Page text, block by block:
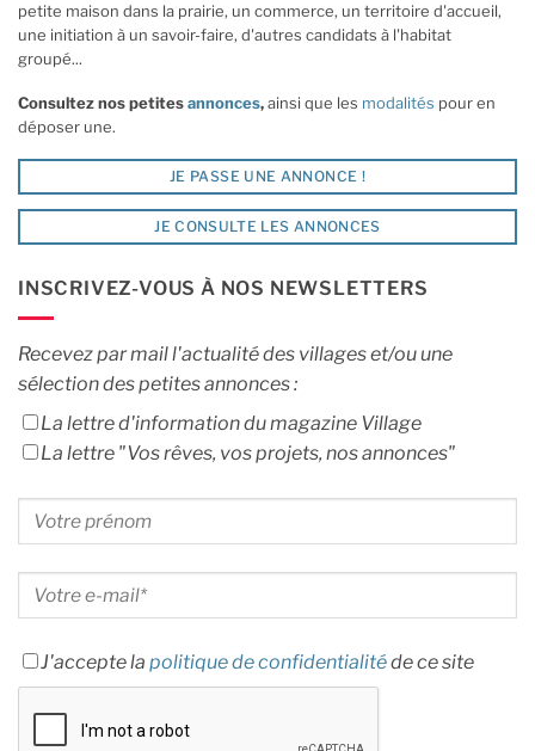
petite maison dans la prairie, un commerce, un territoire d'accueil,
une initiation à un savoir-faire, d'autres candidats à l'habitat
groupé...
Consultez nos petitesannonces,ainsi que les modalités pour en
déposer une.
JE PASSE UNE ANNONCE !
JE CONSULTE LES ANNONCES
INSCRIVEZ-VOUS À NOS NEWSLETTERS
Recevez par mail l'actualité des villages et/ou une
sélection des petites annonces :
La lettre d'information du magazine Village
La lettre "Vos rêves, vos projets, nos annonces"
J'accepte la politique de confidentialitéde ce site